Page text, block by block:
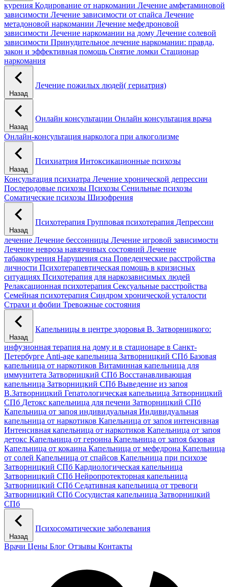
курения Кодирование от наркомании Лечение амфетаминовой
зависимости Лечение зависимости от спайса Лечение
метадоновой наркомании Лечение мефедроновой
зависимости Лечение наркомании на дому Лечение солевой
зависимости Принудительное лечение наркомании: правда,
закон и эффективная помощь Снятие ломки Стационар
наркомания
Назад
Лечение пожилых людей( гериатрия)
Назад
Онлайн консультации Онлайн консультация врача
Онлайн-консультация нарколога при алкоголизме
Назад
Психиатрия Интоксикационные психозы
Консультация психиатра Лечение хронической депрессии
Послеродовые психозы Психозы Сенильные психозы
Соматические психозы Шизофрения
Назад
Психотерапия Групповая психотерапия Депрессии
лечение Лечение бессонницы Лечение игровой зависимости
Лечение невроза навязчивых состояний Лечение
табакокурения Нарушения сна Поведенческие расстройства
личности Психотерапевтическая помощь в кризисных
ситуациях Психотерапия для наркозависимых людей
Релаксационная психотерапия Сексуальные расстройства
Семейная психотерапия Синдром хронической усталости
Страхи и фобии Тревожные состояния
Назад
Капельницы в центре здоровья В. Затворницкого:
инфузионная терапия на дому и в стационаре в Санкт-
Петербурге Anti-age капельница Затворницкий СПб Базовая
капельница от наркотиков Витаминная капельница для
иммунитета Затворницкий СПб Восстанавливающая
капельница Затворницкий СПб Выведение из запоя
В.Затворницкий Гепатологическая капельница Затворницкий
СПб Детокс капельница для печени Затворницкий СПб
Капельница от запоя индивидуальная Индивидуальная
капельница от наркотиков Капельница от запоя интенсивная
Интенсивная капельница от наркотиков Капельница от запоя
детокс Капельница от героина Капельница от запоя базовая
Капельница от кокаина Капельница от мефедрона Капельница
от солей Капельница от спайсов Капельница при психозе
Затворницкий СПб Кардиологическая капельница
Затворницкий СПб Нейропротекторная капельница
Затворницкий СПб Седативная капельница от тревоги
Затворницкий СПб Сосудистая капельница Затворницкий
СПб
Назад
Психосоматические заболевания
Врачи Цены Блог Отзывы Контакты